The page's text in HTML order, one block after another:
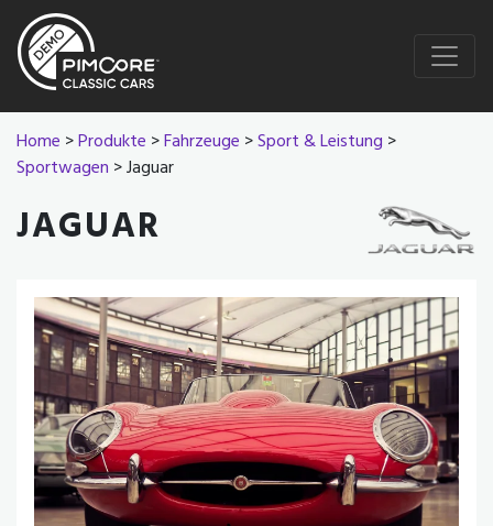
Home >Produkte >Fahrzeuge >Sport & Leistung >
Sportwagen > Jaguar
JAGUAR